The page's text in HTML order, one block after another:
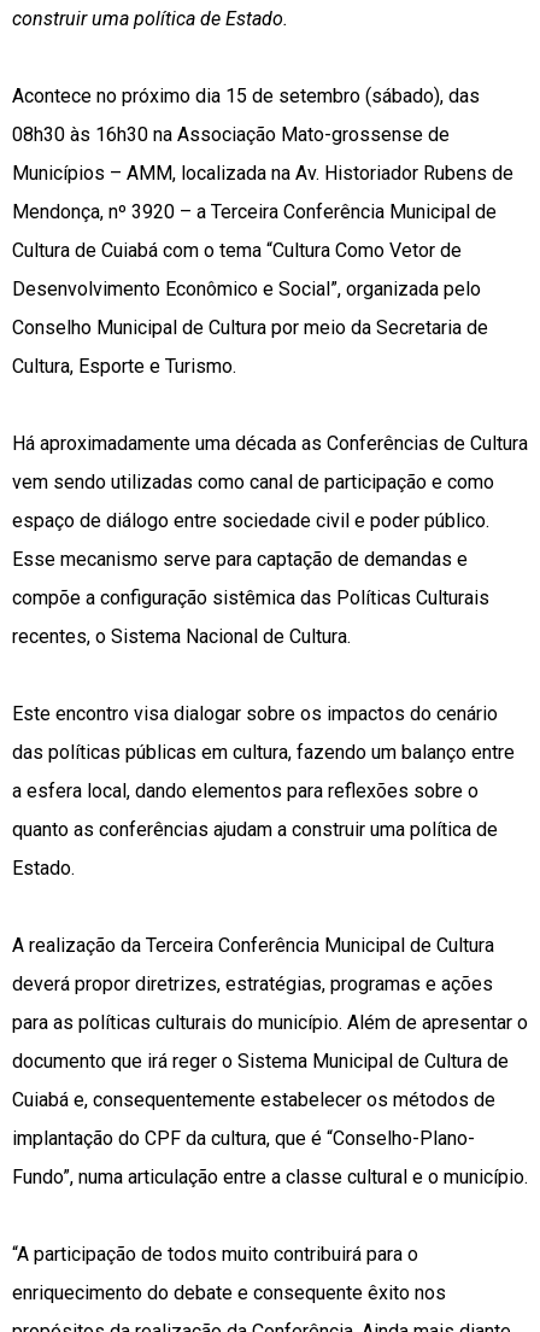
construir uma política de Estado.
Acontece no próximo dia 15 de setembro (sábado), das
08h30 às 16h30 na Associação Mato-grossense de
Municípios – AMM, localizada na Av. Historiador Rubens de
Mendonça, nº 3920 – a Terceira Conferência Municipal de
Cultura de Cuiabá com o tema “Cultura Como Vetor de
Desenvolvimento Econômico e Social”, organizada pelo
Conselho Municipal de Cultura por meio da Secretaria de
Cultura, Esporte e Turismo.
Há aproximadamente uma década as Conferências de Cultura
vem sendo utilizadas como canal de participação e como
espaço de diálogo entre sociedade civil e poder público.
Esse mecanismo serve para captação de demandas e
compõe a configuração sistêmica das Políticas Culturais
recentes, o Sistema Nacional de Cultura.
Este encontro visa dialogar sobre os impactos do cenário
das políticas públicas em cultura, fazendo um balanço entre
a esfera local, dando elementos para reflexões sobre o
quanto as conferências ajudam a construir uma política de
Estado.
A realização da Terceira Conferência Municipal de Cultura
deverá propor diretrizes, estratégias, programas e ações
para as políticas culturais do município. Além de apresentar o
documento que irá reger o Sistema Municipal de Cultura de
Cuiabá e, consequentemente estabelecer os métodos de
implantação do CPF da cultura, que é “Conselho-Plano-
Fundo”, numa articulação entre a classe cultural e o município.
“A participação de todos muito contribuirá para o
enriquecimento do debate e consequente êxito nos